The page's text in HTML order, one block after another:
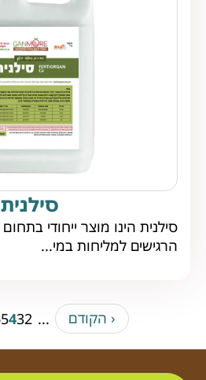
סילנית
סילנית הינו מוצר ייחודי
הרגישים למליחות במי...
‹ הקודם ...
2
3
4
5